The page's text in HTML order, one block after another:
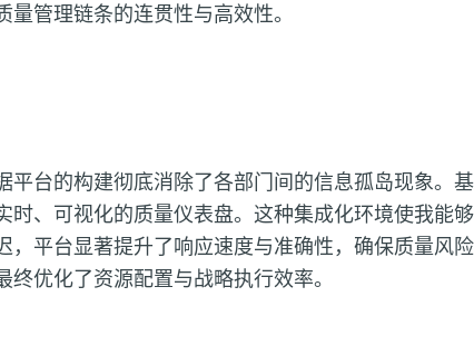
管理链条的连贯性与高效性。
平台的构建彻底消除了各部门间的信息孤岛现象。
、可视化的质量仪表盘。这种集成化环境使我能
平台显著提升了响应速度与准确性，确保质量风
优化了资源配置与战略执行效率。